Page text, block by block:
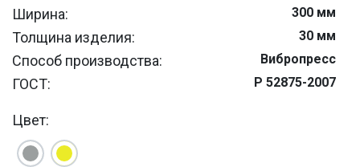
Ширина: 300 мм
Толщина изделия: 30 мм
Способ производства: Вибропресc
ГОСТ: Р 52875-2007
Цвет: